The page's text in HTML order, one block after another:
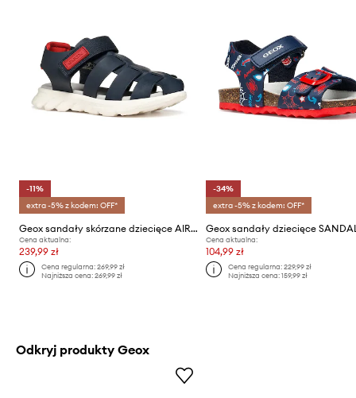
-11%
extra -5% z kodem: OFF*
Geox sandały skórzane dziecięce AIRADYUM
Cena aktualna:
239,99 zł
Cena regularna:269,99 zł
Najniższa cena:269,99 zł
-34%
extra -5% z kodem: OFF*
Cena aktualna:
104,99 zł
Cena regularna: 229,99 zł
Najniższa cena: 159,99 zł
Odkryj produkty Geox